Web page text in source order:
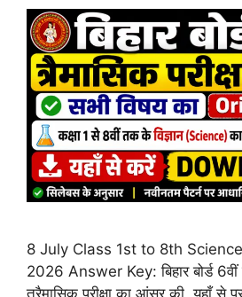
8 July Class 1st to 8th
2026 Answer Key: बिहार बोर्ड 6वीं
त्रैमासिक परीक्षा का आंसर की, यहाँ से